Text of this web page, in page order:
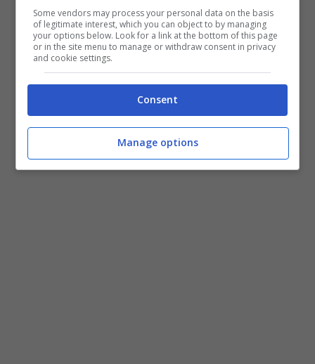
— 🐱🐱 Occhi di gatto 🐱🐱
(@OcchiDiGatta72)
Some vendors may process your personal data on the basis
of legitimate interest, which you can object to by managing
your options below. Look for a link at the bottom of this page
or in the site menu to manage or withdraw consent in privacy
and cookie settings.
Consent
Manage options